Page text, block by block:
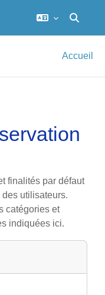
Activer/
Accueil
finalités par défaut
utilisateurs.
catégories et
indiquées ici.